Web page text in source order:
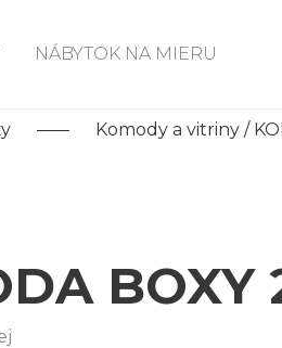
NÁBYTOK NA MIERU
Komody a vitriny /
BOXY